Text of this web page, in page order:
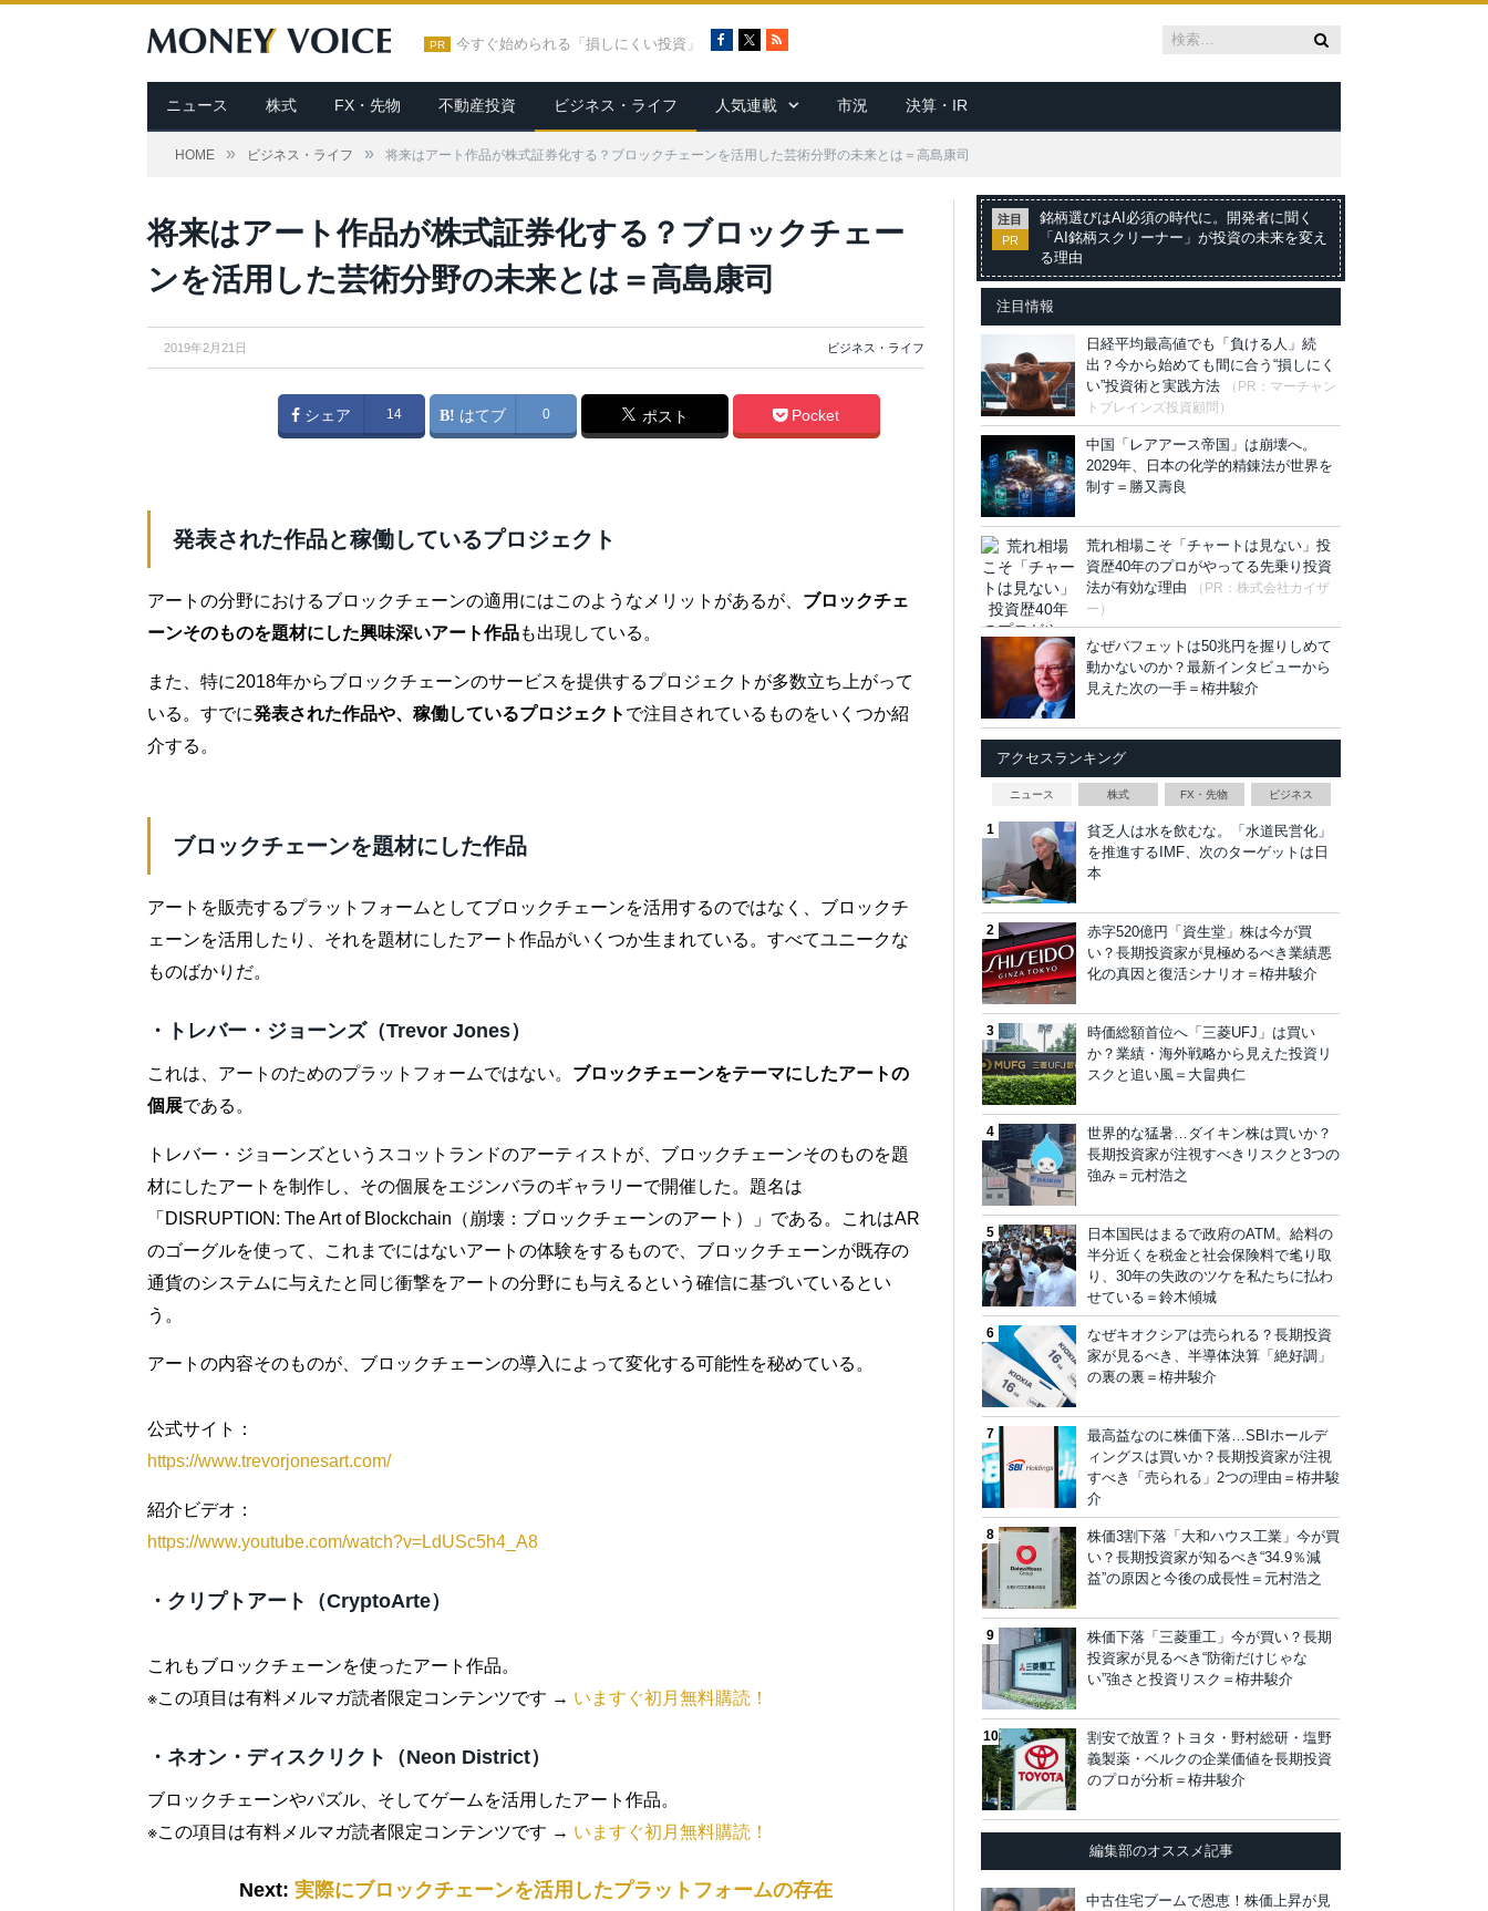
PR 今すぐ始められる「損しにくい投資」
c
e
b
o
R
S
ニュース 株式 FX・先物 不動産投資 ビジネス・ライフ 人気連載 市況 決算・IR
HOME » ビジネス・ライフ » 将来はアート作品が株式証券化する？ブロックチェーンを活用した芸術分野の未来とは＝高島康司
将来はアート作品が株式証券化する？ブロックチェー
ンを活用した芸術分野の未来とは＝高島康司
2019年2月21日 ビジネス・ライフ
シェア 14 はてブ 0 ポスト Pocket
発表された作品と稼働しているプロジェクト
アートの分野におけるブロックチェーンの適用にはこのようなメリットがあるが、 ブロックチェ
ーンそのものを題材にした興味深いアート作品も出現している。
また、特に2018年からブロックチェーンのサービスを提供するプロジェクトが多数立ち上がって
いる。すでに発表された作品や、稼働しているプロジェクト で注目されているものをいくつか紹
介する。
ブロックチェーンを題材にした作品
アートを販売するプラットフォームとしてブロックチェーンを活用するのではなく、ブロックチ
ェーンを活用したり、それを題材にしたアート作品がいくつか生まれている。すべてユニークな
ものばかりだ。
・トレバー・ジョーンズ（Trevor Jones）
これは、アートのためのプラットフォームではない。 ブロックチェーンをテーマにしたアートの
個展である。
トレバー・ジョーンズというスコットランドのアーティストが、ブロックチェーンそのものを題
材にしたアートを制作し、その個展をエジンバラのギャラリーで開催した。題名は
「DISRUPTION: The Art of Blockchain（崩壊：ブロックチェーンのアート）」である。これはAR
のゴーグルを使って、これまでにはないアートの体験をするもので、ブロックチェーンが既存の
通貨のシステムに与えたと同じ衝撃をアートの分野にも与えるという確信に基づいているとい
う。
アートの内容そのものが、ブロックチェーンの導入によって変化する可能性を秘めている。
公式サイト：
https://www.trevorjonesart.com/
紹介ビデオ：
https://www.youtube.com/watch?v=LdUSc5h4_A8
・クリプトアート（CryptoArte）
これもブロックチェーンを使ったアート作品。
※この項目は有料メルマガ読者限定コンテンツです → いますぐ初月無料購読！
・ネオン・ディスクリクト（Neon District）
ブロックチェーンやパズル、そしてゲームを活用したアート作品。
※この項目は有料メルマガ読者限定コンテンツです → いますぐ初月無料購読！
Next: 実際にブロックチェーンを活用したプラットフォームの存在
注目
PR
銘柄選びはAI必須の時代に。開発者に聞く
「AI銘柄スクリーナー」が投資の未来を変え
る理由
注目情報
日経平均最高値でも「負ける人」続
出？今から始めても間に合う“損しにく
い”投資術と実践方法
（PR：マーチャン
トブレインズ投資顧問）
中国「レアアース帝国」は崩壊へ。
2029年、日本の化学的精錬法が世界を
制す＝勝又壽良
荒れ相場こそ「チャートは見ない」投
資歴40年のプロがやってる先乗り投資
法が有効な理由
（PR：株式会社カイザ
ー）
なぜバフェットは50兆円を握りしめて
動かないのか？最新インタビューから
見えた次の一手＝栫井駿介
アクセスランキング
ニュース 株式 FX・先物 ビジネス
貧乏人は水を飲むな。「水道民営化」
を推進するIMF、次のターゲットは日
本
赤字520億円「資生堂」株は今が買
い？長期投資家が見極めるべき業績悪
化の真因と復活シナリオ＝栫井駿介
時価総額首位へ「三菱UFJ」は買い
か？業績・海外戦略から見えた投資リ
スクと追い風＝大畠典仁
世界的な猛暑…ダイキン株は買いか？
長期投資家が注視すべきリスクと3つの
強み＝元村浩之
日本国民はまるで政府のATM。給料の
半分近くを税金と社会保険料で毟り取
り、30年の失政のツケを私たちに払わ
せている＝鈴木傾城
なぜキオクシアは売られる？長期投資
家が見るべき、半導体決算「絶好調」
の裏の裏＝栫井駿介
最高益なのに株価下落…SBIホールデ
ィングスは買いか？長期投資家が注視
すべき「売られる」2つの理由＝栫井駿
介
株価3割下落「大和ハウス工業」今が買
い？長期投資家が知るべき“34.9％減
益”の原因と今後の成長性＝元村浩之
株価下落「三菱重工」今が買い？長期
投資家が見るべき“防衛だけじゃな
い”強さと投資リスク＝栫井駿介
割安で放置？トヨタ・野村総研・塩野
義製薬・ベルクの企業価値を長期投資
のプロが分析＝栫井駿介
編集部のオススメ記事
中古住宅ブームで恩恵！株価上昇が見